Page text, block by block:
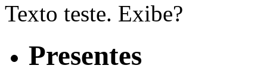
Texto teste. Exibe?
Presentes